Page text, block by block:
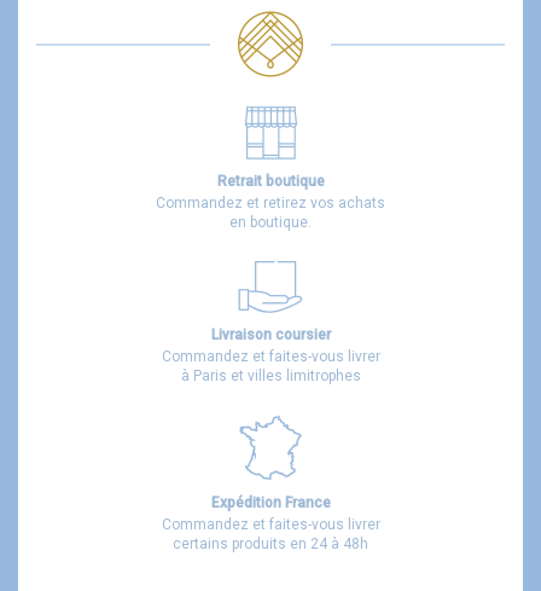
Retrait boutique
Commandez et retirez vos achats
en boutique.
Livraison coursier
Commandez et faites-vous livrer
à Paris et villes limitrophes
Expédition France
Commandez et faites-vous livrer
certains produits en 24 à 48h